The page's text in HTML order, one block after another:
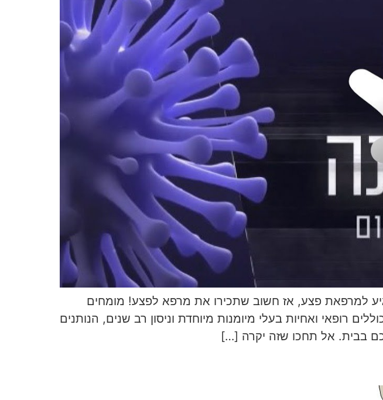
למרפאת פצע, אז חשוב שתכירו את מרפא לפצע! מומחים
רופאי ואחיות בעלי מיומנות מיוחדת וניסון רב שנים, הנותנים
בבית. אל תחכו שזה יקרה […]